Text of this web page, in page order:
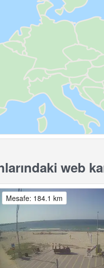
web
Mesafe: 184.1 km